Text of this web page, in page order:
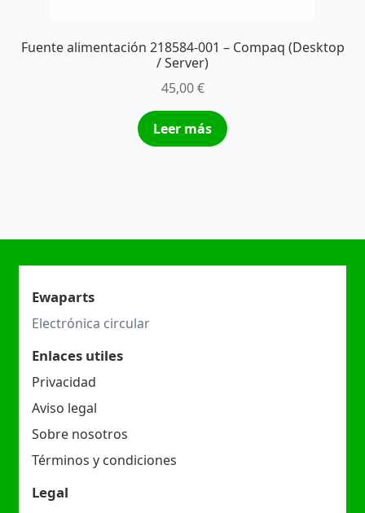
Fuente alimentación 218584-001 – Compaq (Desktop
/ Server)
45,00€
Leer más
Ewaparts
Electrónica circular
Enlaces utiles
Privacidad
Aviso legal
Sobre nosotros
Términos y condiciones
Legal